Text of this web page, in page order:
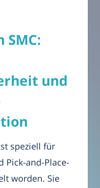
SMC:
und
speziell für
Pick-and-Place-
worden. Sie